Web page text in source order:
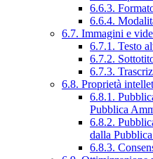
6.6.3.
6.6.4.
6.7. Immagini e
6.7.1. Testo
6.7.2.
6.7.3.
6.8. Proprietà
6.8.1.
Pubblica
6.8.2.
dalla
6.8.3.